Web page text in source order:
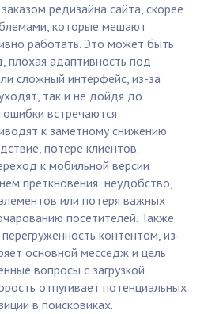
редизайна сайта, скорее
которые мешают
работать. Это может быть
плохая адаптивность под
сложный интерфейс, из-за
так и не дойдя до
ошибки встречаются
к заметному снижению
потере клиентов.
к мобильной версии
преткновения: неудобство,
или потеря важных
посетителей. Также
контентом, из-
основной месседж и цель
вопросы с загрузкой
отпугивает потенциальных
в поисковиках.